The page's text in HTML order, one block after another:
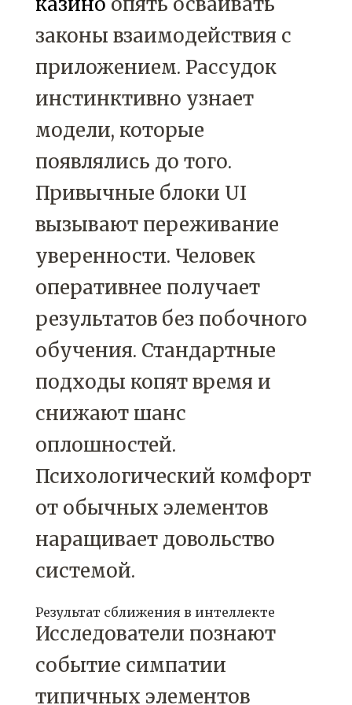
законы взаимодействия с
приложением. Рассудок
инстинктивно узнает
модели, которые
появлялись до того.
Привычные блоки UI
вызывают переживание
уверенности. Человек
оперативнее получает
результатов без побочного
обучения. Стандартные
подходы копят время и
снижают шанс
оплошностей.
Психологический комфорт
от обычных элементов
наращивает довольство
системой.
Результат сближения в интеллекте
Исследователи познают
событие симпатии
типичных элементов